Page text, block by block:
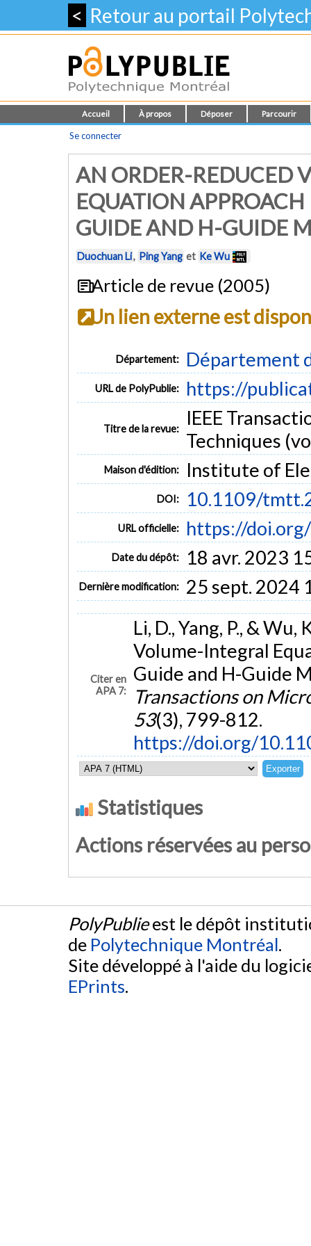
< Retour au portail
Accueil À propos Déposer Parcourir
Se connecter
AN ORDER-REDUCED
EQUATION
GUIDE AND H-GUIDE
Duochuan Li, Ping Yang et Ke Wu
Article de revue (2005)
Un lien externe est
Département: Département
URL de PolyPublie: https://
Titre de la revue:
IEEE
Techniques
Maison d'édition: Institute of
DOI: 10.1109/
URL officielle: https://
Date du dépôt: 18 avr. 2023
Dernière modification: 25 sept. 2024
Citer en
APA 7:
Li, D., Yang, P., &
Volume-Integral
Guide and H-Guide
Transactions on
53(3), 799-812.
https://doi.org/
Statistiques
Actions réservées au
PolyPublieest le dépôt
de Polytechnique Montréal.
Site développé à l'aide du
EPrints.